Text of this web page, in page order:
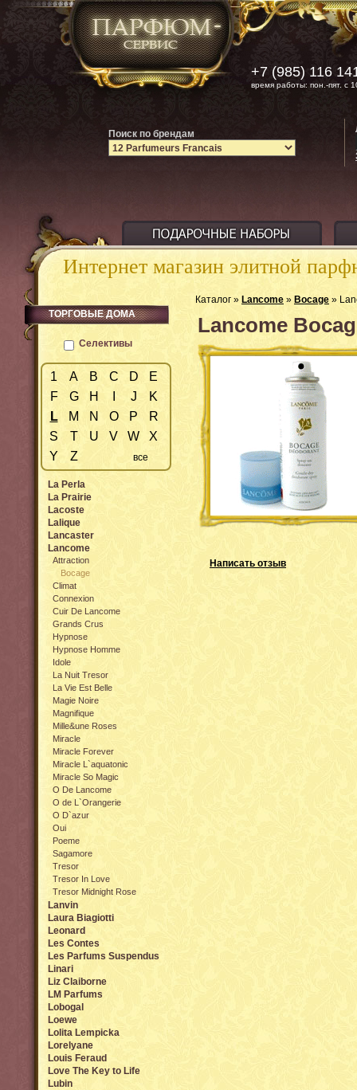
Интернет магазин элитной
Каталог » Lancome » Bocage »
Lancome
Написать отзыв
ТОРГОВЫЕ ДОМА
Селективы
1 A B C D
E
F
G H J
K
L
M N O P
R
S
T U V W
X
Y
Z все
La Perla
La Prairie
Lacoste
Lalique
Lancaster
Lancome
Attraction
Bocage
Climat
Connexion
Cuir De Lancome
Grands Crus
Hypnose
Hypnose Homme
Idole
La Nuit Tresor
La Vie Est Belle
Magie Noire
Magnifique
Mille&une Roses
Miracle
Miracle Forever
Miracle L`aquatonic
Miracle So Magic
O De Lancome
O de L`Orangerie
O D`azur
Oui
Poeme
Sagamore
Tresor
Tresor In Love
Tresor Midnight Rose
Lanvin
Laura Biagiotti
Leonard
Les Contes
Les Parfums Suspendus
Linari
Liz Claiborne
LM Parfums
Lobogal
Loewe
Lolita Lempicka
Lorelyane
Louis Feraud
Love The Key to Life
Lubin
+7 (985) 116
время работы: пон.-пят. с
Поиск по брендам